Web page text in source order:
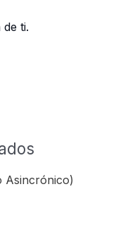
ti.
Asincrónico)